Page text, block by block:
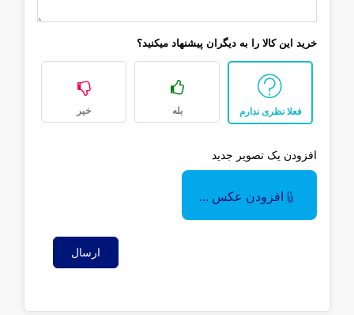
خرید این کالا را به دیگران پیشنهاد میکنید؟
فعلا نظری ندارم بله خیر
افزودن یک تصویر جدید
افزودن عکس ...
ارسال